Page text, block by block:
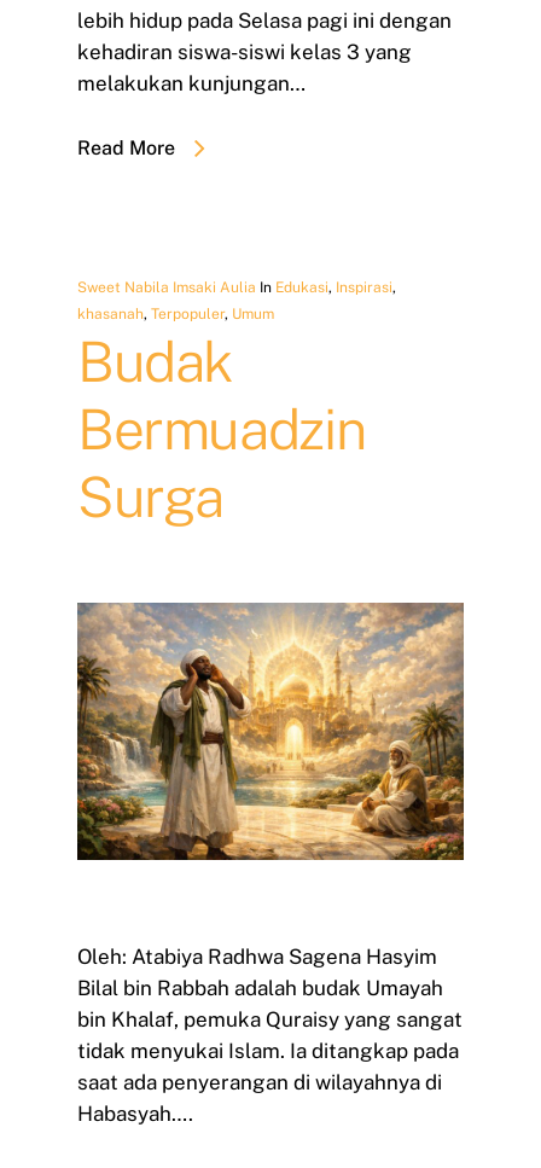
lebih hidup pada Selasa pagi ini dengan
kehadiran siswa-siswi kelas 3 yang
melakukan kunjungan…
Read More
Sweet Nabila Imsaki Aulia In Edukasi, Inspirasi,
khasanah, Terpopuler, Umum
Budak
Bermuadzin
Surga
Oleh: Atabiya Radhwa Sagena Hasyim
Bilal bin Rabbah adalah budak Umayah
bin Khalaf, pemuka Quraisy yang sangat
tidak menyukai Islam. Ia ditangkap pada
saat ada penyerangan di wilayahnya di
Habasyah….